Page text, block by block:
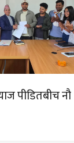
पीडितबीच नौ